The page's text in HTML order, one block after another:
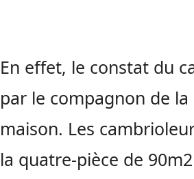
En effet, le constat du
par le compagnon de
maison. Les
la quatre-pièce de